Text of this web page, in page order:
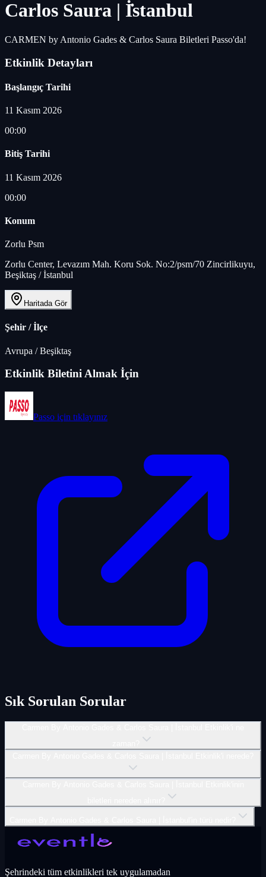
Carlos Saura | İ̇stanbul
CARMEN by Antonio Gades & Carlos Saura Biletleri Passo'da!
Etkinlik Detayları
Başlangıç Tarihi
11 Kasım 2026
00:00
Bitiş Tarihi
11 Kasım 2026
00:00
Konum
Zorlu Psm
Zorlu Center, Levazım Mah. Koru Sok. No:2/psm/70 Zincirlikuyu,
Beşiktaş / İstanbul
Haritada Gör
Şehir / İlçe
Avrupa /Beşiktaş
Etkinlik Biletini Almak İçin
Passo için tıklayınız
Sık Sorulan Sorular
Şehrindeki tüm etkinlikleri tek uygulamadan